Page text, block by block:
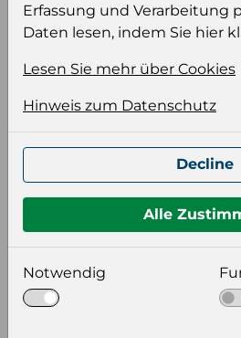
Wählen Sie eine Sprache
Ihre Produktdatei aus
Sprache
Format auswählen
Bildeinstellungen
wählen Sie eine Auflösung
Erfassung und Verarbeitung
Daten lesen, indem Sie hier
Lesen Sie mehr über Cookies
Hinweis zum Datenschutz
Decline
Alle
Notwendig